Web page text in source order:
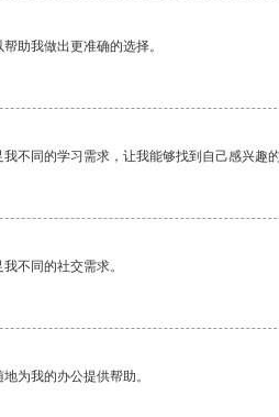
助我做出更准确的选择。
不同的学习需求，让我能够找到自己感兴趣的
不同的社交需求。
为我的办公提供帮助。